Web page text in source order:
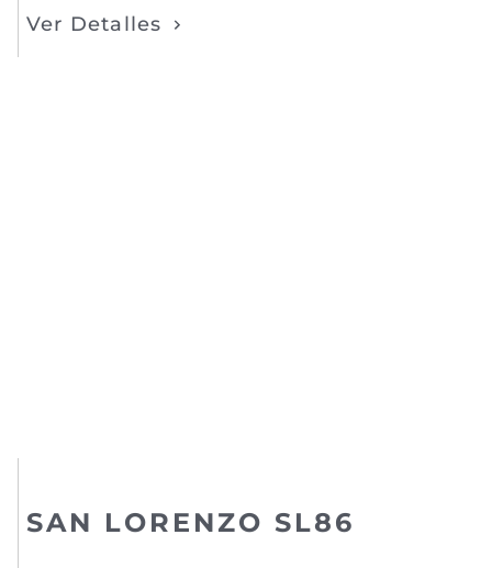
Ver Detalles
SAN LORENZO SL86